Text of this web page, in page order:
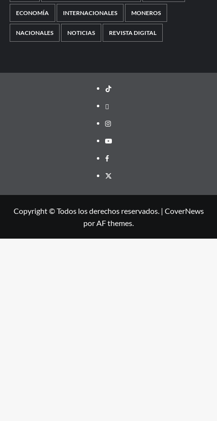
ECONOMÍA INTERNACIONALES MONEROS
NACIONALES NOTICIAS REVISTA DIGITAL
TikTok
threads
Instagram
Youtube
Facebook
X
Copyright © Todos los derechos reservados. | CoverNews
por AF themes.